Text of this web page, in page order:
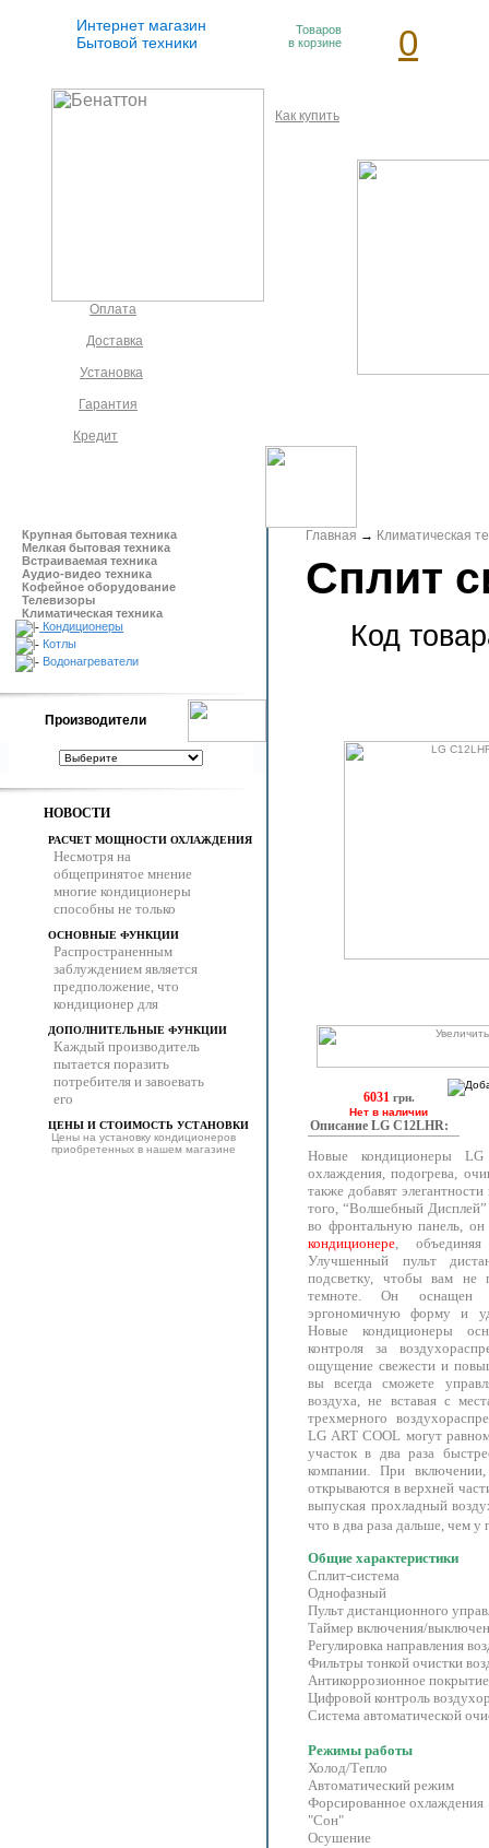
Интернет магазин
Бытовой техники
Товаров
в корзине
0
Как купить
Оплата
Доставка
Установка
Гарантия
Кредит
Крупная бытовая техника
Мелкая бытовая техника
Встраиваемая техника
Аудио-видео техника
Кофейное оборудование
Телевизоры
Климатическая техника
Кондиционеры
Котлы
Водонагреватели
Производители
НОВОСТИ
РАСЧЕТ МОЩНОСТИ ОХЛАЖДЕНИЯ
Несмотря на
общепринятое мнение
многие кондиционеры
способны не только
ОСНОВНЫЕ ФУНКЦИИ
Распространенным
заблуждением является
предположение, что
кондиционер для
ДОПОЛНИТЕЛЬНЫЕ ФУНКЦИИ
Каждый производитель
пытается поразить
потребителя и завоевать
его
ЦЕНЫ И СТОИМОСТЬ УСТАНОВКИ
Цены на установку кондиционеров
приобретенных в нашем магазине
Главная → Климатическая
Сплит
Код
6031 грн.
Нет в наличии
Описание LG C12LHR:
Новые кондиционеры
охлаждения, подогрева,
также добавят
того, “Волшебный
во фронтальную панель,
кондиционере, объединяя
Улучшенный пульт
подсветку, чтобы вам не
темноте. Он оснащен
эргономичную форму и
Новые кондиционеры
контроля за
ощущение свежести и
вы всегда сможете
воздуха, не вставая с
трехмерного
LG ART COOL могут
участок в два раза
компании. При включении,
открываются в верхней
выпуская прохладный
что в два раза дальше, чем
Общие характеристики
Cплит-система
Однофазный
Пульт дистанционного
Таймер включения/
Регулировка направления
Фильтры тонкой очистки
Антикоррозионное покрытие
Цифровой контроль
Система автоматической
Режимы работы
Холод/Тепло
Автоматический режим
Форсированное охлаждения
"Сон"
Осушение